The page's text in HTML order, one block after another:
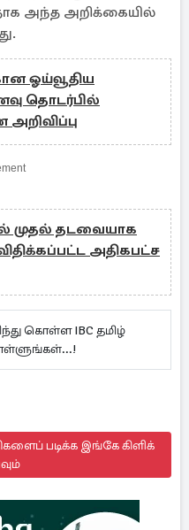
அந்த அறிக்கையில்
ஓய்வூதிய
தொடர்பில்
முதல் தடவையாக
விதிக்கப்பட்ட அதிகபட்ச
கொள்ள IBC தமிழ்
படிக்க இங்கே கிளிக்